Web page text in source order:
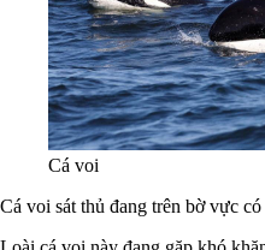
Cá voi
Cá voi sát thủ đang trên bờ vực